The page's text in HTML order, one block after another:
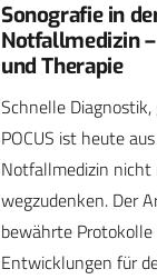
Sonografie in
Notfallmedizin
und Therapie
Schnelle
POCUS ist heute
Notfallmedizin nicht
wegzudenken. Der
bewährte
Entwicklungen für